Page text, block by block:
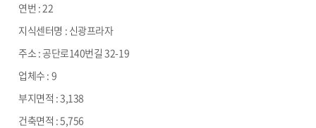
22
신광프라자
공단로140번길 32-19
9
3,138
5,756